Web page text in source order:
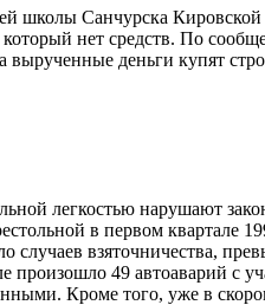
школы Санчурска
нет средств. По
вырученные деньги купят
легкостью нарушают
в первом квартале
случаев взяточничества,
произошло 49 автоаварий
Кроме того, уже в